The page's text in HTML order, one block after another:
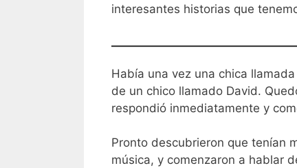
interesantes historias que
Había una vez una chica
de un chico llamado David.
respondió inmediatamente y
Pronto descubrieron que tenían
música, y comenzaron a hablar